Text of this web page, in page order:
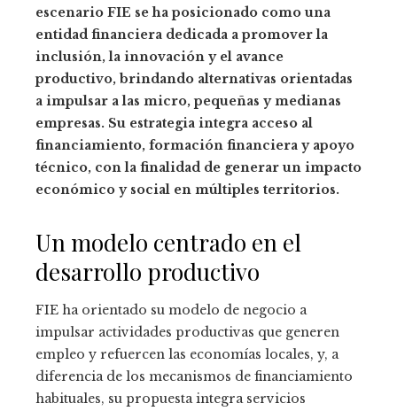
escenario FIE se ha posicionado como una
entidad financiera dedicada a promover la
inclusión, la innovación y el avance
productivo, brindando alternativas orientadas
a impulsar a las micro, pequeñas y medianas
empresas. Su estrategia integra acceso al
financiamiento, formación financiera y apoyo
técnico, con la finalidad de generar un impacto
económico y social en múltiples territorios.
Un modelo centrado en el
desarrollo productivo
FIE ha orientado su modelo de negocio a
impulsar actividades productivas que generen
empleo y refuercen las economías locales, y, a
diferencia de los mecanismos de financiamiento
habituales, su propuesta integra servicios